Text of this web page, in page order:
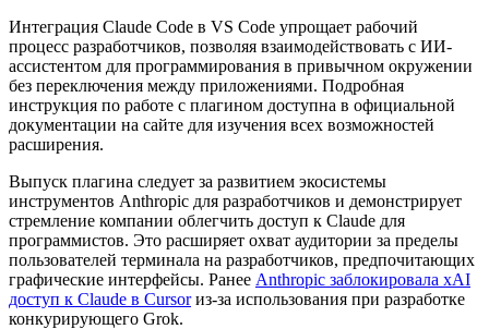
Интеграция Claude Code в VS Code упрощает рабочий
процесс разработчиков, позволяя взаимодействовать с ИИ-
ассистентом для программирования в привычном окружении
без переключения между приложениями. Подробная
инструкция по работе с плагином доступна в официальной
документации на сайте для изучения всех возможностей
расширения.
Выпуск плагина следует за развитием экосистемы
инструментов Anthropic для разработчиков и демонстрирует
стремление компании облегчить доступ к Claude для
программистов. Это расширяет охват аудитории за пределы
пользователей терминала на разработчиков, предпочитающих
графические интерфейсы. Ранее Anthropic заблокировала xAI
доступ к Claude в Cursorиз-за использования при разработке
конкурирующего Grok.